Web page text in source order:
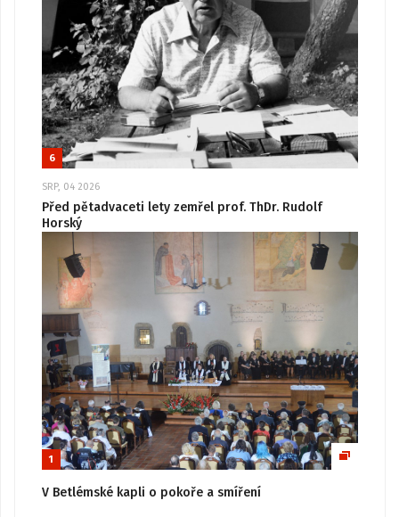
6
SRP, 04 2026
Před pětadvaceti lety zemřel prof. ThDr. Rudolf
Horský
1
V Betlémské kapli o pokoře a smíření